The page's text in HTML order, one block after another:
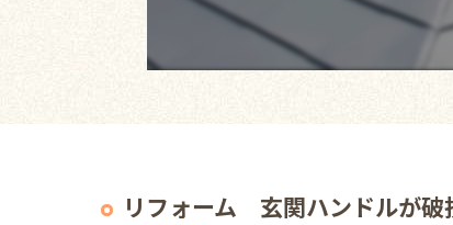
リフォーム 玄関ハンドルが破